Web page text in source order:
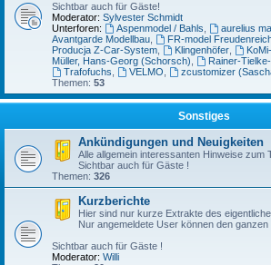
Sichtbar auch für Gäste!
Moderator: Sylvester Schmidt
Unterforen:
Aspenmodel / Bahls aurelius
Avantgarde Modellbau
FR-model
Producja Z-Car-System
Klingenhöfer,
Müller, Hans-Georg (Schorsch)
Rainer-
Trafofuchs
VELMO zcustomizer
Themen: 53
Sonstiges
Ankündigungen und Neuigkeiten
Alle allgemein interessanten Hinweise zum
Sichtbar auch für Gäste !
Themen: 326
Kurzberichte
Hier sind nur kurze Extrakte des
Nur angemeldete User können den ganzen
Sichtbar auch für Gäste !
Moderator: Willi